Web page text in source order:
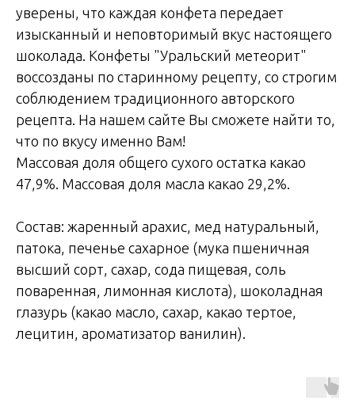
уверены, что каждая конфета передает
изысканный и неповторимый вкус настоящего
шоколада. Конфеты "Уральский метеорит"
воссозданы по старинному рецепту, со строгим
соблюдением традиционного авторского
рецепта. На нашем сайте Вы сможете найти то,
что по вкусу именно Вам!
Массовая доля общего сухого остатка какао
47,9%. Массовая доля масла какао 29,2%.
Состав: жаренный арахис, мед натуральный,
патока, печенье сахарное (мука пшеничная
высший сорт, сахар, сода пищевая, соль
поваренная, лимонная кислота), шоколадная
глазурь (какао масло, сахар, какао тертое,
лецитин, ароматизатор ванилин).